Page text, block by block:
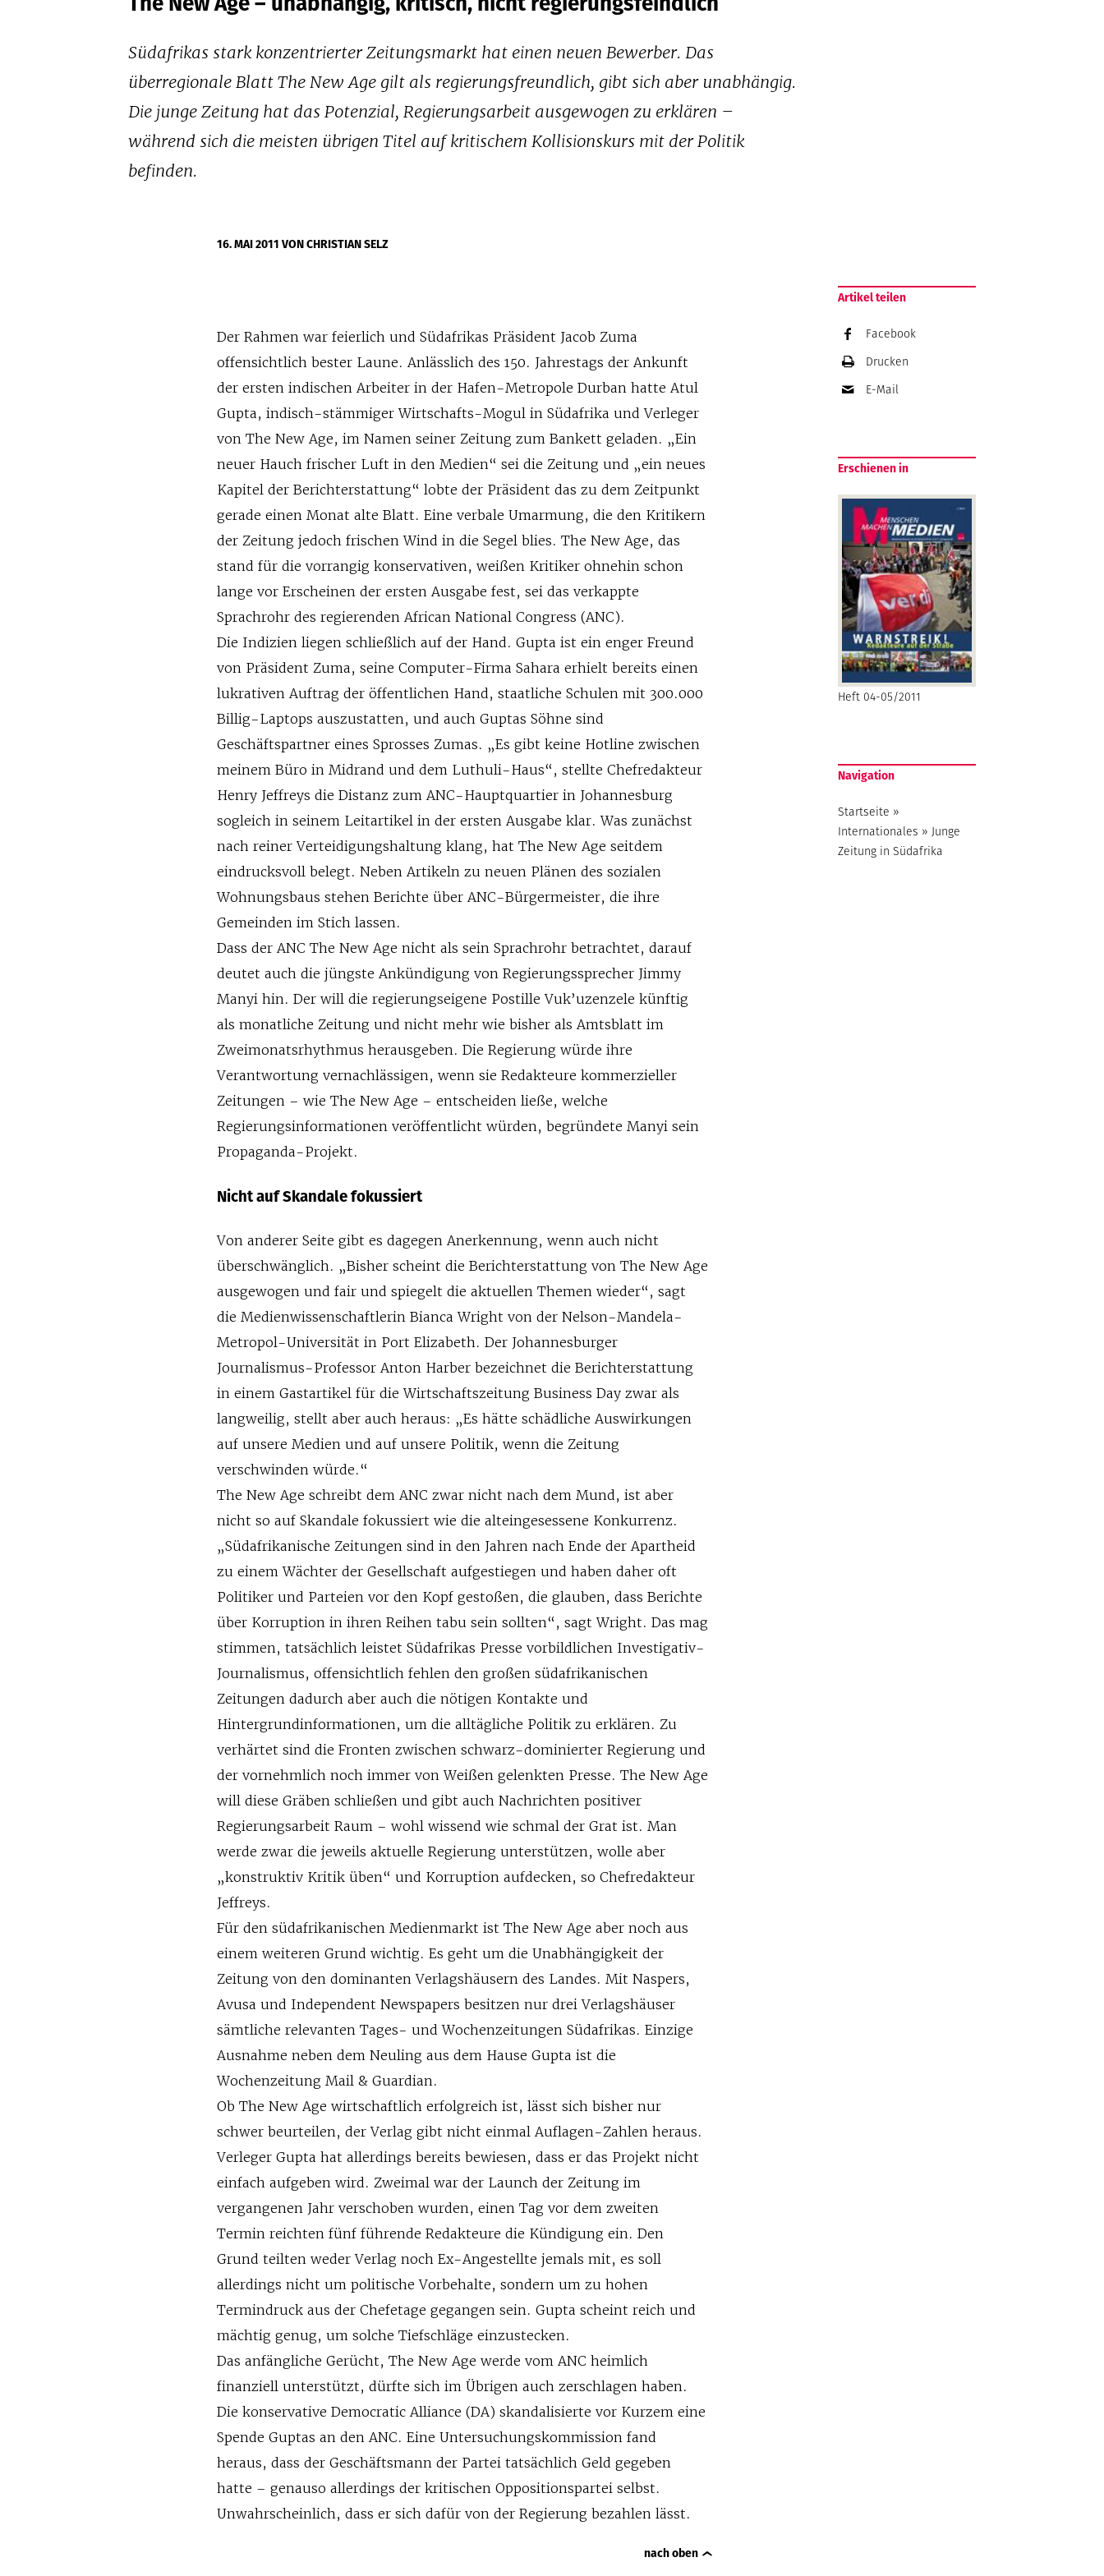
Südafrikas stark konzentrierter Zeitungsmarkt hat einen neuen Bewerber. Das
überregionale Blatt The New Age gilt als regierungsfreundlich, gibt sich aber unabhängig.
Die junge Zeitung hat das Potenzial, Regierungsarbeit ausgewogen zu erklären –
während sich die meisten übrigen Titel auf kritischem Kollisionskurs mit der Politik
befinden.
16. MAI 2011VON CHRISTIAN SELZ
Der Rahmen war feierlich und Südafrikas Präsident Jacob Zuma
offensichtlich bester Laune. Anlässlich des 150. Jahrestags der Ankunft
der ersten indischen Arbeiter in der Hafen-Metropole Durban hatte Atul
Gupta, indisch-stämmiger Wirtschafts-Mogul in Südafrika und Verleger
von The New Age, im Namen seiner Zeitung zum Bankett geladen. „Ein
neuer Hauch frischer Luft in den Medien“ sei die Zeitung und „ein neues
Kapitel der Berichterstattung“ lobte der Präsident das zu dem Zeitpunkt
gerade einen Monat alte Blatt. Eine verbale Umarmung, die den Kritikern
der Zeitung jedoch frischen Wind in die Segel blies. The New Age, das
stand für die vorrangig konservativen, weißen Kritiker ohnehin schon
lange vor Erscheinen der ersten Ausgabe fest, sei das verkappte
Sprachrohr des regierenden African National Congress (ANC).
Die Indizien liegen schließlich auf der Hand. Gupta ist ein enger Freund
von Präsident Zuma, seine Computer-Firma Sahara erhielt bereits einen
lukrativen Auftrag der öffentlichen Hand, staatliche Schulen mit 300.000
Billig-Laptops auszustatten, und auch Guptas Söhne sind
Geschäftspartner eines Sprosses Zumas. „Es gibt keine Hotline zwischen
meinem Büro in Midrand und dem Luthuli-Haus“, stellte Chefredakteur
Henry Jeffreys die Distanz zum ANC-Hauptquartier in Johannesburg
sogleich in seinem Leitartikel in der ersten Ausgabe klar. Was zunächst
nach reiner Verteidigungshaltung klang, hat The New Age seitdem
eindrucksvoll belegt. Neben Artikeln zu neuen Plänen des sozialen
Wohnungsbaus stehen Berichte über ANC-Bürgermeister, die ihre
Gemeinden im Stich lassen.
Dass der ANC The New Age nicht als sein Sprachrohr betrachtet, darauf
deutet auch die jüngste Ankündigung von Regierungssprecher Jimmy
Manyi hin. Der will die regierungseigene Postille Vuk’uzenzele künftig
als monatliche Zeitung und nicht mehr wie bisher als Amtsblatt im
Zweimonatsrhythmus herausgeben. Die Regierung würde ihre
Verantwortung vernachlässigen, wenn sie Redakteure kommerzieller
Zeitungen – wie The New Age – entscheiden ließe, welche
Regierungsinformationen veröffentlicht würden, begründete Manyi sein
Propaganda-Projekt.
Nicht auf Skandale fokussiert
Von anderer Seite gibt es dagegen Anerkennung, wenn auch nicht
überschwänglich. „Bisher scheint die Berichterstattung von The New Age
ausgewogen und fair und spiegelt die aktuellen Themen wieder“, sagt
die Medienwissenschaftlerin Bianca Wright von der Nelson-Mandela-
Metropol-Universität in Port Elizabeth. Der Johannesburger
Journalismus-Professor Anton Harber bezeichnet die Berichterstattung
in einem Gastartikel für die Wirtschaftszeitung Business Day zwar als
langweilig, stellt aber auch heraus: „Es hätte schädliche Auswirkungen
auf unsere Medien und auf unsere Politik, wenn die Zeitung
verschwinden würde.“
The New Age schreibt dem ANC zwar nicht nach dem Mund, ist aber
nicht so auf Skandale fokussiert wie die alteingesessene Konkurrenz.
„Südafrikanische Zeitungen sind in den Jahren nach Ende der Apartheid
zu einem Wächter der Gesellschaft aufgestiegen und haben daher oft
Politiker und Parteien vor den Kopf gestoßen, die glauben, dass Berichte
über Korruption in ihren Reihen tabu sein sollten“, sagt Wright. Das mag
stimmen, tatsächlich leistet Südafrikas Presse vorbildlichen Investigativ-
Journalismus, offensichtlich fehlen den großen südafrikanischen
Zeitungen dadurch aber auch die nötigen Kontakte und
Hintergrundinformationen, um die alltägliche Politik zu erklären. Zu
verhärtet sind die Fronten zwischen schwarz-dominierter Regierung und
der vornehmlich noch immer von Weißen gelenkten Presse. The New Age
will diese Gräben schließen und gibt auch Nachrichten positiver
Regierungsarbeit Raum – wohl wissend wie schmal der Grat ist. Man
werde zwar die jeweils aktuelle Regierung unterstützen, wolle aber
„konstruktiv Kritik üben“ und Korruption aufdecken, so Chefredakteur
Jeffreys.
Für den südafrikanischen Medienmarkt ist The New Age aber noch aus
einem weiteren Grund wichtig. Es geht um die Unabhängigkeit der
Zeitung von den dominanten Verlagshäusern des Landes. Mit Naspers,
Avusa und Independent Newspapers besitzen nur drei Verlagshäuser
sämtliche relevanten Tages- und Wochenzeitungen Südafrikas. Einzige
Ausnahme neben dem Neuling aus dem Hause Gupta ist die
Wochenzeitung Mail & Guardian.
Ob The New Age wirtschaftlich erfolgreich ist, lässt sich bisher nur
schwer beurteilen, der Verlag gibt nicht einmal Auflagen-Zahlen heraus.
Verleger Gupta hat allerdings bereits bewiesen, dass er das Projekt nicht
einfach aufgeben wird. Zweimal war der Launch der Zeitung im
vergangenen Jahr verschoben wurden, einen Tag vor dem zweiten
Termin reichten fünf führende Redakteure die Kündigung ein. Den
Grund teilten weder Verlag noch Ex-Angestellte jemals mit, es soll
allerdings nicht um politische Vorbehalte, sondern um zu hohen
Termindruck aus der Chefetage gegangen sein. Gupta scheint reich und
mächtig genug, um solche Tiefschläge einzustecken.
Das anfängliche Gerücht, The New Age werde vom ANC heimlich
finanziell unterstützt, dürfte sich im Übrigen auch zerschlagen haben.
Die konservative Democratic Alliance (DA) skandalisierte vor Kurzem eine
Spende Guptas an den ANC. Eine Untersuchungskommission fand
heraus, dass der Geschäftsmann der Partei tatsächlich Geld gegeben
hatte – genauso allerdings der kritischen Oppositionspartei selbst.
Unwahrscheinlich, dass er sich dafür von der Regierung bezahlen lässt.
nach oben
Artikel teilen
Facebook
Drucken
E-Mail
Erschienen in
Heft 04-05/2011
Navigation
Startseite »
Internationales »Junge
Zeitung in Südafrika